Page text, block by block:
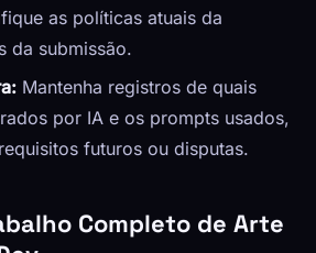
as políticas atuais da
da submissão.
Mantenha registros de quais
por IA e os prompts usados,
futuros ou disputas.
Completo de Arte